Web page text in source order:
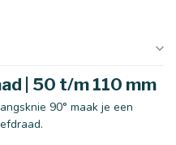
| 50 t/m 110 mm
90° maak je een